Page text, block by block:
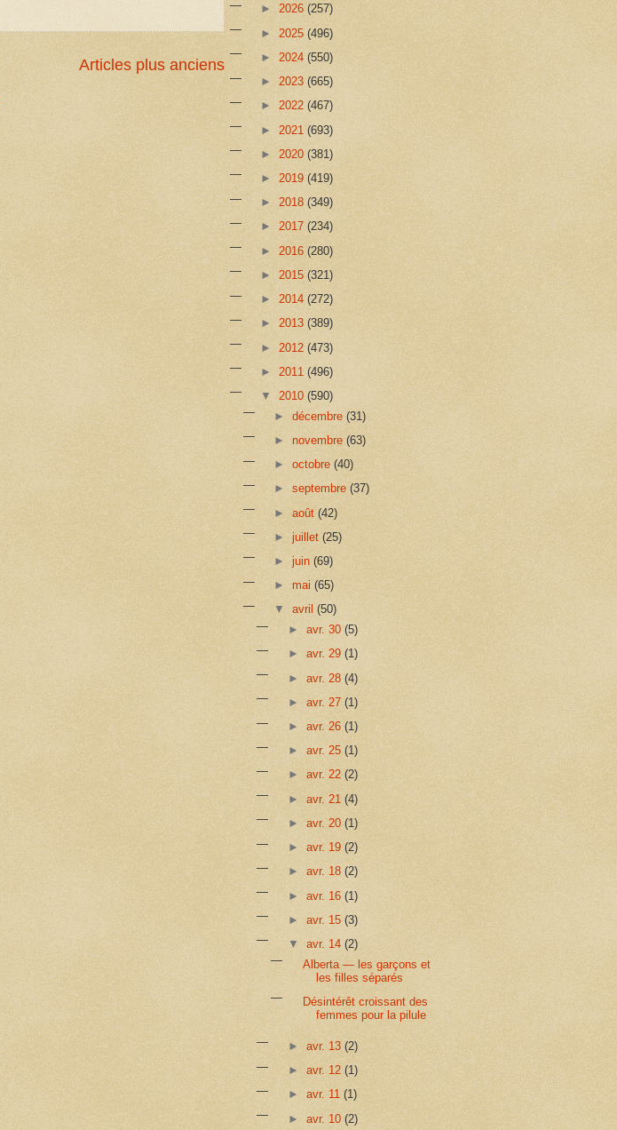
Articles plus anciens
► 2026 (257)
► 2025 (496)
► 2024 (550)
► 2023 (665)
► 2022 (467)
► 2021 (693)
► 2020 (381)
► 2019 (419)
► 2018 (349)
► 2017 (234)
► 2016 (280)
► 2015 (321)
► 2014 (272)
► 2013 (389)
► 2012 (473)
► 2011 (496)
▼ 2010 (590)
►décembre(31)
►novembre(63)
►octobre(40)
►septembre(37)
►août(42)
►juillet(25)
►juin(69)
►mai(65)
▼avril(50)
► avr. 30 (5)
► avr. 29 (1)
► avr. 28 (4)
► avr. 27 (1)
► avr. 26 (1)
► avr. 25 (1)
► avr. 22 (2)
► avr. 21 (4)
► avr. 20 (1)
► avr. 19 (2)
► avr. 18 (2)
► avr. 16 (1)
► avr. 15 (3)
▼ avr. 14 (2)
Alberta — les garçons et
les filles séparés
Désintérêt croissant des
femmes pour la pilule
► avr. 13 (2)
► avr. 12 (1)
► avr. 11 (1)
► avr. 10 (2)